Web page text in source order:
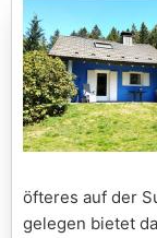
öfteres auf der
gelegen bietet